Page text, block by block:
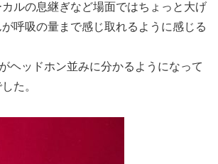
ルの息継ぎなど場面ではちょっと大げ
呼吸の量まで感じ取れるように感じる
ヘッドホン並みに分かるようになって
た。